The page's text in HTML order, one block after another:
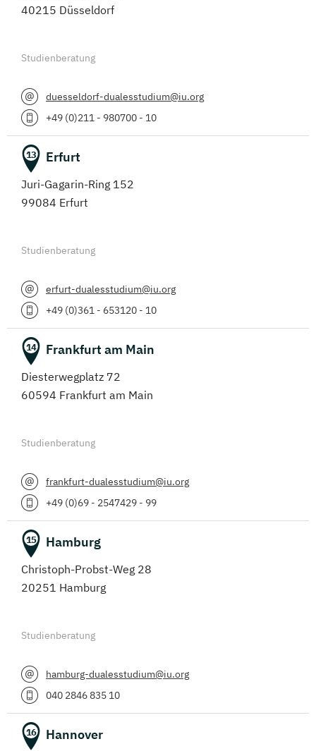
40215 Düsseldorf
Studienberatung
duesseldorf-dualesstudium@iu.org
+49 (0)211 - 980700 - 10
13 Erfurt
Juri-Gagarin-Ring 152
99084 Erfurt
Studienberatung
erfurt-dualesstudium@iu.org
+49 (0)361 - 653120 - 10
14 Frankfurt am Main
Diesterwegplatz 72
60594 Frankfurt am Main
Studienberatung
frankfurt-dualesstudium@iu.org
+49 (0)69 - 2547429 - 99
15 Hamburg
Christoph-Probst-Weg 28
20251 Hamburg
Studienberatung
hamburg-dualesstudium@iu.org
040 2846 835 10
16 Hannover